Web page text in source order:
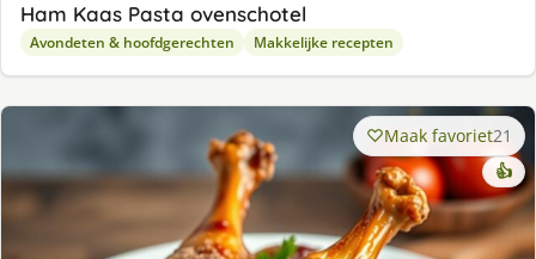
Ham Kaas Pasta ovenschotel
Avondeten & hoofdgerechten Makkelijke recepten
Maak favoriet21
👍